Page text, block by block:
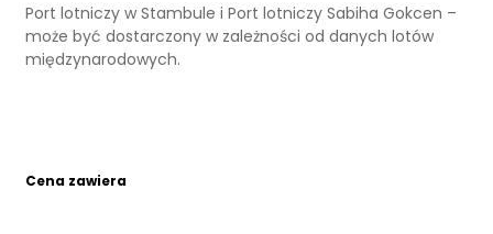
Port lotniczy w Stambule i Port lotniczy Sabiha Gokcen –
może być dostarczony w zależności od danych lotów
międzynarodowych.
Cena zawiera